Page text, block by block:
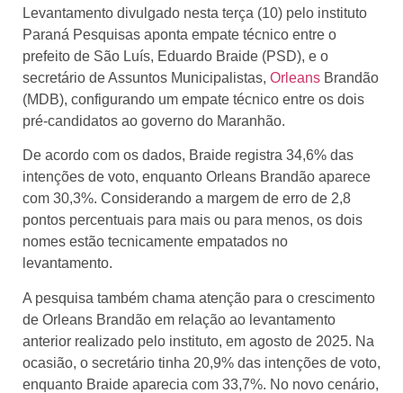
Levantamento divulgado nesta terça (10) pelo instituto
Paraná Pesquisas aponta empate técnico entre o
prefeito de São Luís, Eduardo Braide (PSD), e o
secretário de Assuntos Municipalistas, Orleans Brandão
(MDB), configurando um empate técnico entre os dois
pré-candidatos ao governo do Maranhão.
De acordo com os dados, Braide registra 34,6% das
intenções de voto, enquanto Orleans Brandão aparece
com 30,3%. Considerando a margem de erro de 2,8
pontos percentuais para mais ou para menos, os dois
nomes estão tecnicamente empatados no
levantamento.
A pesquisa também chama atenção para o crescimento
de Orleans Brandão em relação ao levantamento
anterior realizado pelo instituto, em agosto de 2025. Na
ocasião, o secretário tinha 20,9% das intenções de voto,
enquanto Braide aparecia com 33,7%. No novo cenário,